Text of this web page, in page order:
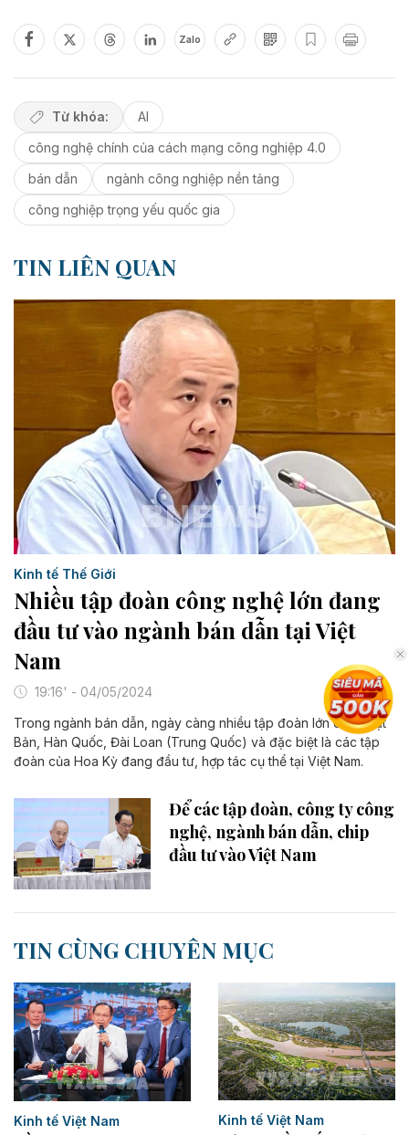
Zalo
Từ khóa:
AI
công nghệ chính của cách mạng công nghiệp 4.0
bán dẫn
ngành công nghiệp nền tảng
công nghiệp trọng yếu quốc gia
TIN LIÊN QUAN
Kinh tế Thế Giới
Nhiều tập đoàn công nghệ lớn đang
đầu tư vào ngành bán dẫn tại Việt
Nam
19:16' - 04/05/2024
Trong ngành bán dẫn, ngày càng nhiều tập đoàn lớn của Nhật
Bản, Hàn Quốc, Đài Loan (Trung Quốc) và đặc biệt là các tập
đoàn của Hoa Kỳ đang đầu tư, hợp tác cụ thể tại Việt Nam.
Để các tập đoàn, công ty công
nghệ, ngành bán dẫn, chip
đầu tư vào Việt Nam
TIN CÙNG CHUYÊN MỤC
Kinh tế Việt Nam Kinh tế Việt Nam